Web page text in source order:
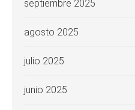
septiembre 2025
agosto 2025
julio 2025
junio 2025